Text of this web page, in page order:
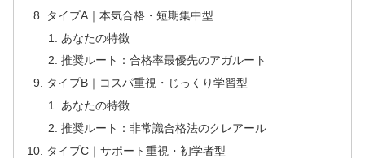
タイプA｜本気合格・短期集中型
あなたの特徴
推奨ルート：合格率最優先のアガルート
タイプB｜コスパ重視・じっくり学習型
あなたの特徴
推奨ルート：非常識合格法のクレアール
タイプC｜サポート重視・初学者型